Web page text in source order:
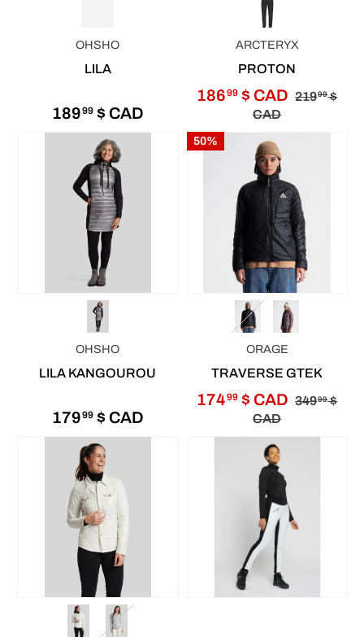
OHSHO
LILA
18999$ CAD
ARCTERYX
PROTON
18699 $ CAD 21999$
CAD
OHSHO
LILA KANGOUROU
17999$ CAD
50%
ORAGE
TRAVERSE GTEK
17499 $ CAD 34999$
CAD